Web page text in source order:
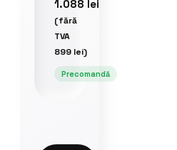
1.088 lei
(fără
TVA
899 lei)
Precomandă